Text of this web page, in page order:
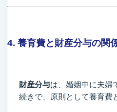
4. 養育費と財産分与の関
財産分与は、婚姻中に夫婦
続きで、原則として養育費